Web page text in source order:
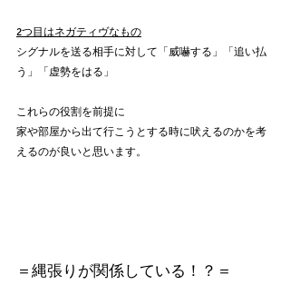
2つ目はネガティヴなもの
シグナルを送る相手に対して「威嚇する」「追い払
う」「虚勢をはる」
これらの役割を前提に
家や部屋から出て行こうとする時に吠えるのかを考
えるのが良いと思います。
＝縄張りが関係している！？＝